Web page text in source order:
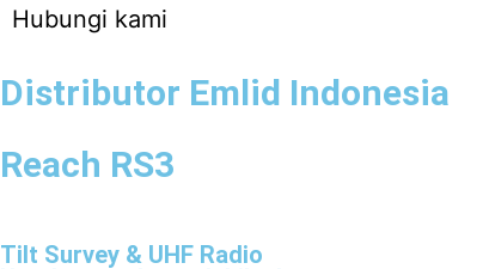
Hubungi kami
Distributor Emlid Indonesia
Reach RS3
Tilt Survey & UHF Radio